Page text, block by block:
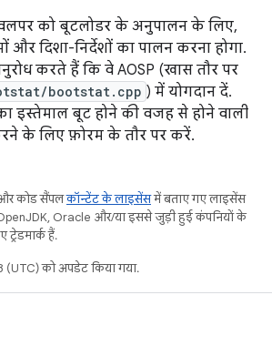
को बूटलोडर के अनुपालन के लिए,
और दिशा-निर्देशों का पालन करना होगा.
करते हैं कि वे AOSP (खास तौर पर
bootstat.cpp ) में योगदान दें.
इस्तेमाल बूट होने की वजह से होने वाली
के लिए फ़ोरम के तौर पर करें.
कोड सैंपलकॉन्टेंट के लाइसेंसमें बताए गए लाइसेंस
Oracle और/या इससे जुड़ी हुई कंपनियों के
ट्रेडमार्क हैं.
को अपडेट किया गया.